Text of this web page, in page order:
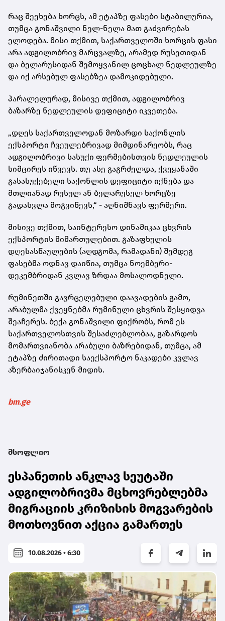
რაც შეეხება ხორცს, ამ ეტაპზე ფასები სტაბილურია,
თუმცა გონაშვილი ნელ-ნელა მათ გაძვირებას
ელოდება. მისი თქმით, საქართველოში ხორცის ფასი
არა ადგილობრივ მარცვალზე, არამედ რუსეთიდან
და ბელარუსიდან შემოყვანილ ცოცხალ ნედლეულზე
და იქ არსებულ ფასებზეა დამოკიდებული.
პარალელურად, მისივე თქმით, ადგილობრივ
ბაზარზე ნედლეულის დეფიციტი იკვეთება.
„დღეს საქართველოდან მოზარდი საქონლის
ექსპორტი ჩვეულებრივად მიმდინარეობს, რაც
ადგილობრივი სასუქი ფერმებისთვის ნედლეულის
სიმცირეს იწვევს. თუ ასე გაგრძელდა, ქვეყანაში
გასასუქებელი საქონლის დეფიციტი იქნება და
მთლიანად რუსულ ან ბელარუსულ ხორცზე
გადასვლა მოგვიწევს,“ - აღნიშნავს ფერმერი.
მისივე თქმით, საინტერესო დინამიკაა ცხვრის
ექსპორტის მიმართულებით. გაზაფხულის
დღესასწაულების (აღდგომა, რამადანი) შემდეგ
ფასებმა ოდნავ დაიწია, თუმცა ნოემბერი-
დეკემბრიდან კვლავ ზრდაა მოსალოდნელი.
რუმინეთში გავრცელებული დაავადების გამო,
არაბულმა ქვეყნებმა რუმინული ცხვრის შესყიდვა
შეაჩერეს. ბექა გონაშვილი ფიქრობს, რომ ეს
საქართველოსთვის შესაძლებლობაა, გაზარდოს
მომართვიანობა არაბული ბაზრებიდან, თუმცა, ამ
ეტაპზე ძირითადი საექსპორტო ნაკადები კვლავ
აზერბაიჯანისკენ მიდის.
bm.ge
მსოფლიო
ესპანეთის ანკლავ სეუტაში
ადგილობრივმა მცხოვრებლებმა
მიგრაციის კრიზისის მოგვარების
მოთხოვნით აქცია გამართეს
10.08.2026 • 6:30